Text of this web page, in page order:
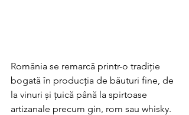
România se remarcă printr-o tradiție
bogată în producția de băuturi fine, de
la vinuri și țuică până la spirtoase
artizanale precum gin, rom sau whisky.